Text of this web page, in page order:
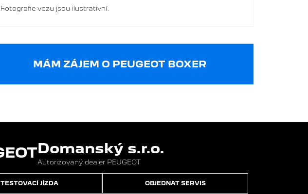
Fotografie vozu jsou ilustrativní.
MÁM ZÁJEM O PEUGEOT BOXER
Domanský s.r.o.
Autorizovaný dealer PEUGEOT
TESTOVACÍ JÍZDA OBJEDNAT SERVIS